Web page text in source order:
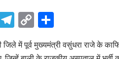
Telegram
Copy
Link
जिले में पूर्व मुख्यमंत्री वसुंधरा राजे के